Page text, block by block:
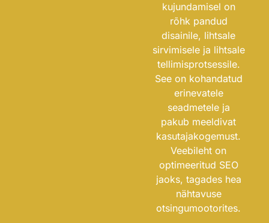
kujundamisel on
rõhk pandud
disainile, lihtsale
sirvimisele ja lihtsale
tellimisprotsessile.
See on kohandatud
erinevatele
seadmetele ja
pakub meeldivat
kasutajakogemust.
Veebileht on
optimeeritud SEO
jaoks, tagades hea
nähtavuse
otsingumootorites.